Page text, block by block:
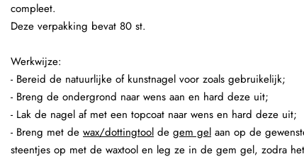
compleet.
Deze verpakking bevat 80 st.
Werkwijze:
- Bereid de natuurlijke of kunstnagel voor zoals gebruikelijk;
- Breng de ondergrond naar wens aan en hard deze uit;
- Lak de nagel af met een topcoat naar wens en hard deze uit;
- Breng met de wax/dottingtool de gem gel aan op de
steentjes op met de waxtool en leg ze in de gem gel, zodra